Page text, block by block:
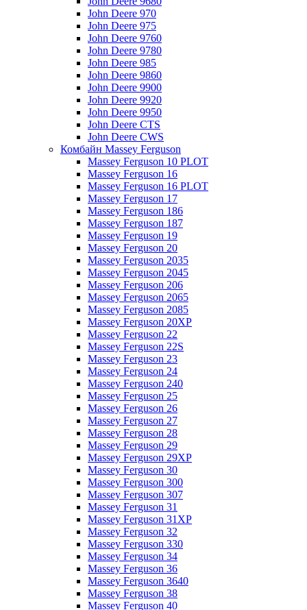
John Deere 970
John Deere 975
John Deere 9760
John Deere 9780
John Deere 985
John Deere 9860
John Deere 9900
John Deere 9920
John Deere 9950
John Deere CTS
John Deere CWS
Комбайн Massey Ferguson
Massey Ferguson 10 PLOT
Massey Ferguson 16
Massey Ferguson 16 PLOT
Massey Ferguson 17
Massey Ferguson 186
Massey Ferguson 187
Massey Ferguson 19
Massey Ferguson 20
Massey Ferguson 2035
Massey Ferguson 2045
Massey Ferguson 206
Massey Ferguson 2065
Massey Ferguson 2085
Massey Ferguson 20XP
Massey Ferguson 22
Massey Ferguson 22S
Massey Ferguson 23
Massey Ferguson 24
Massey Ferguson 240
Massey Ferguson 25
Massey Ferguson 26
Massey Ferguson 27
Massey Ferguson 28
Massey Ferguson 29
Massey Ferguson 29XP
Massey Ferguson 30
Massey Ferguson 300
Massey Ferguson 307
Massey Ferguson 31
Massey Ferguson 31XP
Massey Ferguson 32
Massey Ferguson 330
Massey Ferguson 34
Massey Ferguson 36
Massey Ferguson 3640
Massey Ferguson 38
Massey Ferguson 40